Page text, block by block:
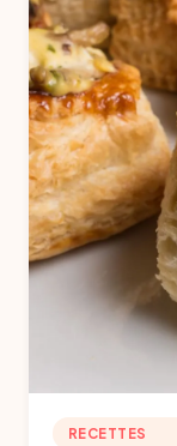
RECETTES